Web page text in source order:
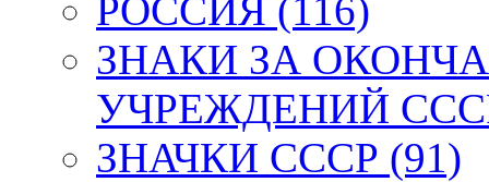
РОССИЯ (116)
ЗНАКИ ЗА
УЧРЕЖДЕНИЙ
ЗНАЧКИ СССР (91)